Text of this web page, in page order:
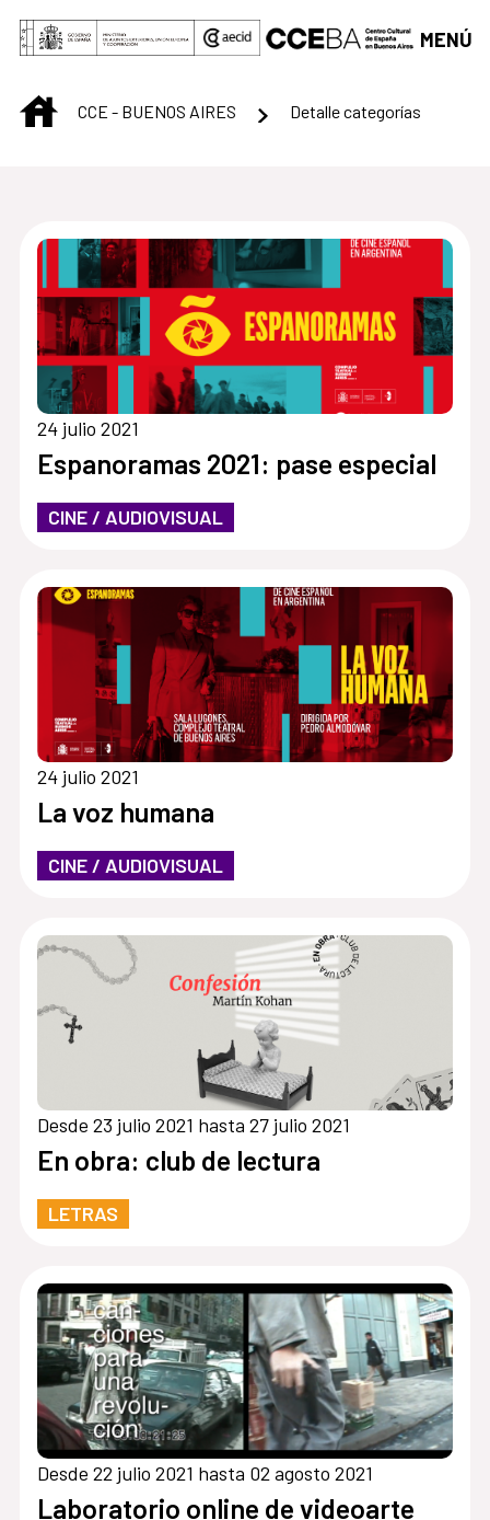
Saltar al contenido principal
MENÚ
INICIOCCE - BUENOS AIRES Detalle categorías
24 julio 2021
Espanoramas 2021: pase especial
CINE / AUDIOVISUAL
24 julio 2021
La voz humana
CINE / AUDIOVISUAL
Desde 23 julio 2021 hasta 27 julio 2021
En obra: club de lectura
LETRAS
Desde 22 julio 2021 hasta 02 agosto 2021
Laboratorio online de videoarte